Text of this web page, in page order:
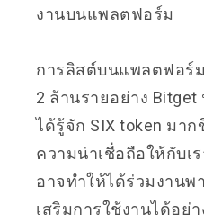
งานบนแพลตฟอร์ม
การลิสต์บนแพลตฟอร์
2 ล้านรายอย่าง
ได้รู้จัก SIX token มา
ความน่าเชื่อถือให้กับเ
อาจทำให้ได้ร่วมงานพ
เสริมการใช้งานได้อย่